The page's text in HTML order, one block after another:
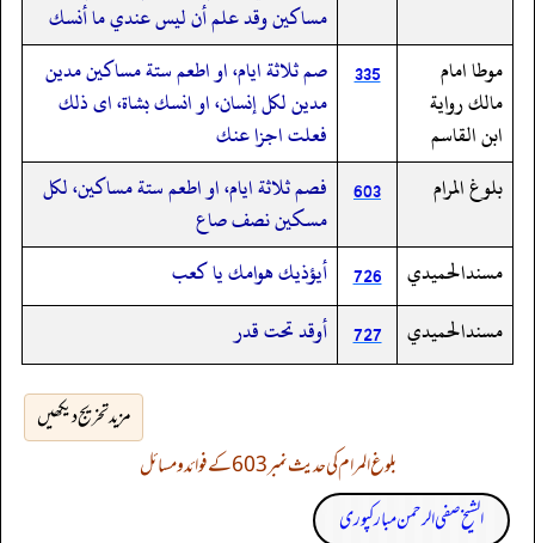
مساكين وقد علم أن ليس عندي ما أنسك
موطا امام
مالك رواية
ابن القاسم
335
صم ثلاثة ايام، او اطعم ستة مساكين مدين
مدين لكل إنسان، او انسك بشاة، اى ذلك
فعلت اجزا عنك
بلوغ المرام
603
فصم ثلاثة ايام،‏‏‏‏ او اطعم ستة مساكين،‏‏‏‏ لكل
مسكين نصف صاع
مسندالحميدي
726
أيؤذيك هوامك يا كعب
مسندالحميدي
727 أوقد تحت قدر
مزید تخریج دیکھیں
بلوغ المرام کی حدیث نمبر 603 کے فوائد و مسائل
الشیخ صفی الرحمن مبارکپوری